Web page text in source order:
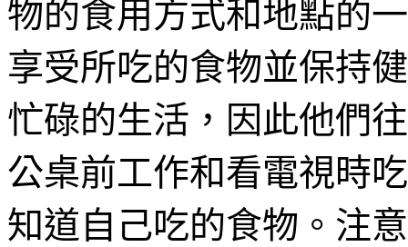
物的食用方式和地點的
享受所吃的食物並保持
忙碌的生活，因此他們
公桌前工作和看電視時
知道自己吃的食物。注